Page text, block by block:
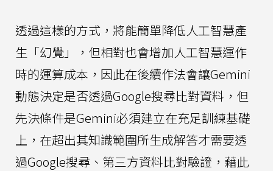
透過這樣的方式，將能簡單降低人工智慧產
生「幻覺」，但相對也會增加人工智慧運作
時的運算成本，因此在後續作法會讓Gemini
動態決定是否透過Google搜尋比對資料，但
先決條件是Gemini必須建立在充足訓練基礎
上，在超出其知識範圍所生成解答才需要透
過Google搜尋、第三方資料比對驗證，藉此